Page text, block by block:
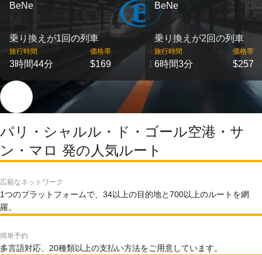
BeNe
乗り換えが1回の列車
旅行時間
3時間44分
価格帯
$169
出発
1
BeNe
乗り換えが2回の列車
旅行時間
6時間3分
価格帯
$257
パリ・シャルル・ド・ゴール空港・サ
ン・マロ 発の人気ルート
広範なネットワーク
1つのプラットフォームで、34以上の目的地と700以上のルートを網
羅。
簡単予約
多言語対応、20種類以上の支払い方法をご用意しています。